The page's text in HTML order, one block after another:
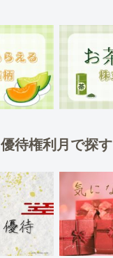
優待権利月で探す